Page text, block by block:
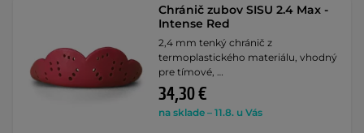
Chránič zubov SISU 2.4 Max -
Intense Red
2,4 mm tenký chránič z
termoplastického materiálu, vhodný
pre tímové, …
34,30 €
na sklade – 11.8. u Vás